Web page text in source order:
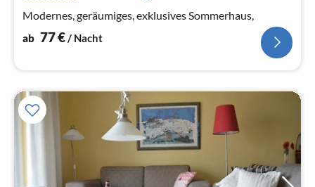
Modernes, geräumiges, exklusives Sommerhaus,
ab 77€ / Nacht